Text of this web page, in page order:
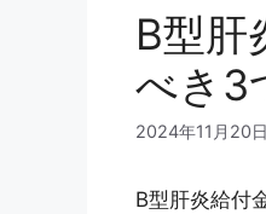
B型肝
べき3
2024年11月20日
B型肝炎給付